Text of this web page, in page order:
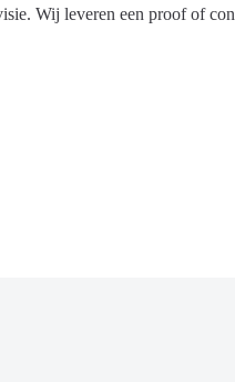
Wij leveren een proof of